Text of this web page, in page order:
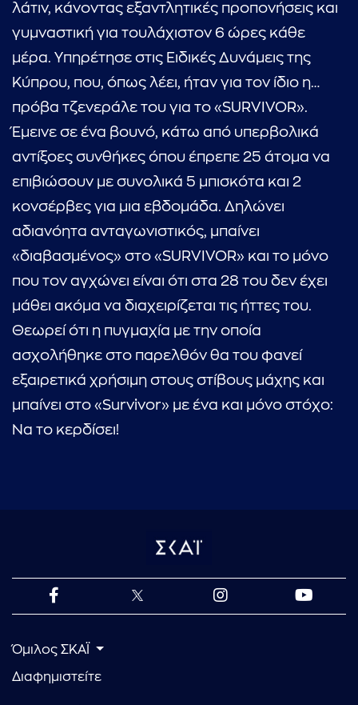
...πληκτρολογήστε κείμενο προς αναζήτηση
λάτιν, κάνοντας εξαντλητικές προπονήσεις και
γυμναστική για τουλάχιστον 6 ώρες κάθε
μέρα. Υπηρέτησε στις Ειδικές Δυνάμεις της
Κύπρου, που, όπως λέει, ήταν για τον ίδιο η…
πρόβα τζενεράλε του για το «SURVIVOR».
Έμεινε σε ένα βουνό, κάτω από υπερβολικά
αντίξοες συνθήκες όπου έπρεπε 25 άτομα να
επιβιώσουν με συνολικά 5 μπισκότα και 2
κονσέρβες για μια εβδομάδα. Δηλώνει
αδιανόητα ανταγωνιστικός, μπαίνει
«διαβασμένος» στο «SURVIVOR» και το μόνο
που τον αγχώνει είναι ότι στα 28 του δεν έχει
μάθει ακόμα να διαχειρίζεται τις ήττες του.
Θεωρεί ότι η πυγμαχία με την οποία
ασχολήθηκε στο παρελθόν θα του φανεί
εξαιρετικά χρήσιμη στους στίβους μάχης και
μπαίνει στο «Survivor» με ένα και μόνο στόχο:
Να το κερδίσει!
Όμιλος ΣΚΑΪ
Διαφημιστείτε